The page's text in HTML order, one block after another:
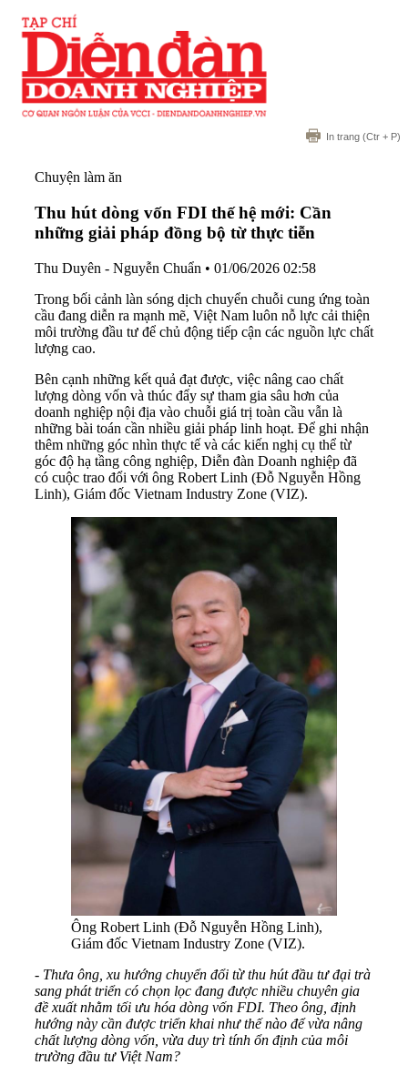
In trang (Ctr + P)
Chuyện làm ăn
Thu hút dòng vốn FDI thế hệ mới: Cần
những giải pháp đồng bộ từ thực tiễn
Thu Duyên - Nguyễn Chuẩn • 01/06/2026 02:58
Trong bối cảnh làn sóng dịch chuyển chuỗi cung ứng toàn
cầu đang diễn ra mạnh mẽ, Việt Nam luôn nỗ lực cải thiện
môi trường đầu tư để chủ động tiếp cận các nguồn lực chất
lượng cao.
Bên cạnh những kết quả đạt được, việc nâng cao chất
lượng dòng vốn và thúc đẩy sự tham gia sâu hơn của
doanh nghiệp nội địa vào chuỗi giá trị toàn cầu vẫn là
những bài toán cần nhiều giải pháp linh hoạt. Để ghi nhận
thêm những góc nhìn thực tế và các kiến nghị cụ thể từ
góc độ hạ tầng công nghiệp, Diễn đàn Doanh nghiệp đã
có cuộc trao đổi với ông Robert Linh (Đỗ Nguyễn Hồng
Linh), Giám đốc Vietnam Industry Zone (VIZ).
Ông Robert Linh (Đỗ Nguyễn Hồng Linh),
Giám đốc Vietnam Industry Zone (VIZ).
- Thưa ông, xu hướng chuyển đổi từ thu hút đầu tư đại trà
sang phát triển có chọn lọc đang được nhiều chuyên gia
đề xuất nhằm tối ưu hóa dòng vốn FDI. Theo ông, định
hướng này cần được triển khai như thế nào để vừa nâng
chất lượng dòng vốn, vừa duy trì tính ổn định của môi
trường đầu tư Việt Nam?